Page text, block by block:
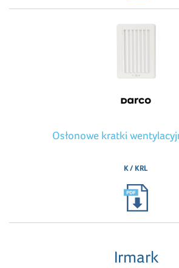
Osłonowe kratki
K / KRL
Irmark